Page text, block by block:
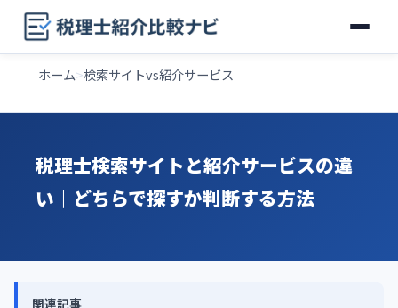
ホーム 検索サイトvs紹介サービス
税理士検索サイトと紹介サービスの違
い｜どちらで探すか判断する方法
関連記事